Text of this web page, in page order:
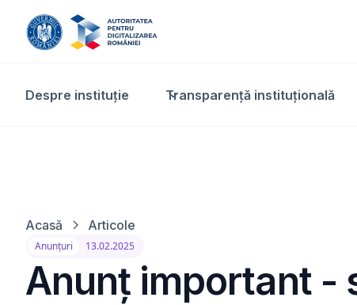
Despre instituție Transparență instituțională​
Acasă Articole
Anunțuri 13.02.2025
Anunț important -